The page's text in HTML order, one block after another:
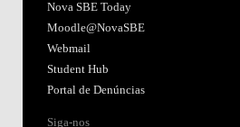
Nova SBE Today
Moodle@NovaSBE
Webmail
Student Hub
Portal de Denúncias
Siga-nos